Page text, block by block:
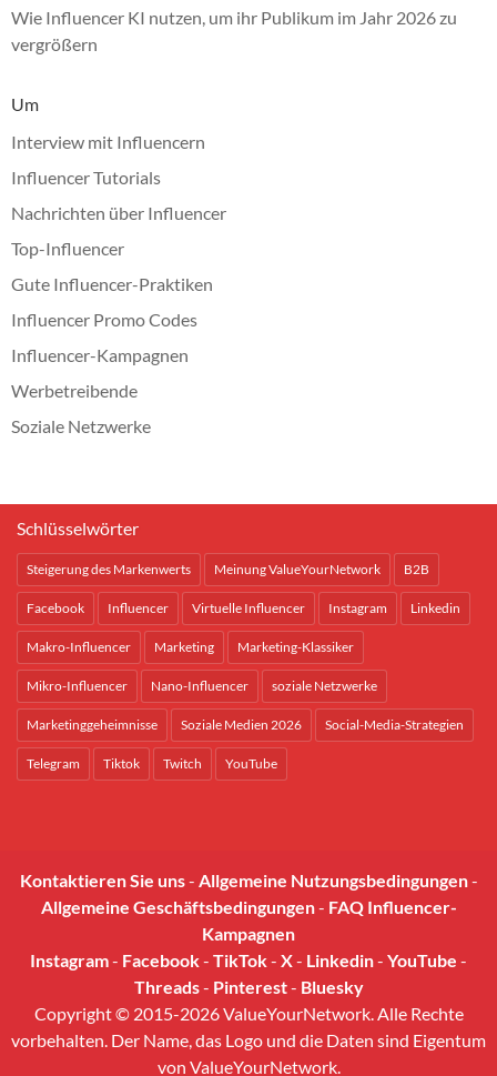
Wie Influencer KI nutzen, um ihr Publikum im Jahr 2026 zu
vergrößern
Um
Interview mit Influencern
Influencer Tutorials
Nachrichten über Influencer
Top-Influencer
Gute Influencer-Praktiken
Influencer Promo Codes
Influencer-Kampagnen
Werbetreibende
Soziale Netzwerke
Schlüsselwörter
Steigerung des Markenwerts Meinung ValueYourNetwork B2B
Facebook Influencer Virtuelle Influencer Instagram Linkedin
Makro-Influencer Marketing Marketing-Klassiker
Mikro-Influencer Nano-Influencer soziale Netzwerke
Marketinggeheimnisse Soziale Medien 2026 Social-Media-Strategien
Telegram Tiktok Twitch YouTube
Kontaktieren Sie uns- Allgemeine Nutzungsbedingungen-
Allgemeine Geschäftsbedingungen- FAQ Influencer-
Kampagnen
Instagram- Facebook- TikTok- X- Linkedin- YouTube -
Threads- Pinterest- Bluesky
Copyright © 2015-2026 ValueYourNetwork. Alle Rechte
vorbehalten. Der Name, das Logo und die Daten sind Eigentum
von ValueYourNetwork.